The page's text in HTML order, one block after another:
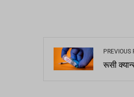
PREVIOUS
रूसी